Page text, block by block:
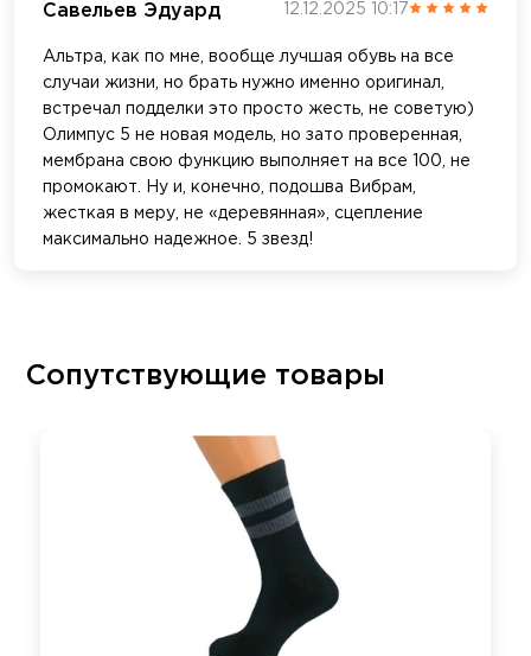
Савельев Эдуард 12.12.2025 10:17
Альтра, как по мне, вообще лучшая обувь на все
случаи жизни, но брать нужно именно оригинал,
встречал подделки это просто жесть, не советую)
Олимпус 5 не новая модель, но зато проверенная,
мембрана свою функцию выполняет на все 100, не
промокают. Ну и, конечно, подошва Вибрам,
жесткая в меру, не «деревянная», сцепление
максимально надежное. 5 звезд!
Сопутствующие товары